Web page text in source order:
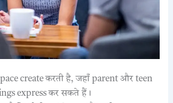
create करती है, जहाँ parent और teen
express कर सकते हैं।